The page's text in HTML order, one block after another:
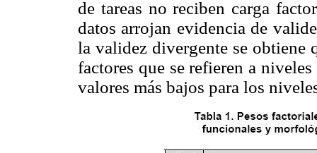
de tareas no reciben carga
datos arrojan evidencia de
la validez divergente se obtiene
factores que se refieren a
valores más bajos para los